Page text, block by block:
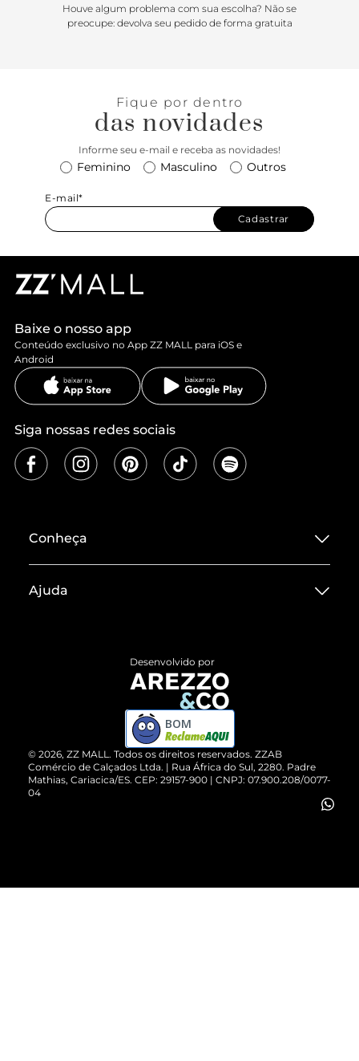
Houve algum problema com sua escolha? Não se
preocupe: devolva seu pedido de forma gratuita
Fique por dentro
das novidades
Informe seu e-mail e receba as novidades!
Feminino Masculino Outros
E-mail*
Cadastrar
Baixe o nosso app
Conteúdo exclusivo no App ZZ MALL para iOS e
Android
Siga nossas redes sociais
Conheça
Termos de Uso
ZZ MALL é confiável
Cartão Presente
Vendas Corporativas
Ajuda
Devolução do Produto
Compre pelo WhatsApp
© 2026, ZZ MALL. Todos os direitos reservados. ZZAB
Comércio de Calçados Ltda. | Rua África do Sul, 2280. Padre
Mathias, Cariacica/ES. CEP: 29157-900 | CNPJ: 07.900.208/0077-
04
Desenvolvido por
BOM